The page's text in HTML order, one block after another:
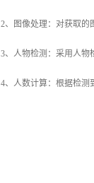
2、图像处理：对获取的
3、人物检测：采用人物
4、人数计算：根据检测